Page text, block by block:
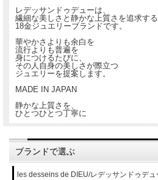
レデッサンドゥデューは、
繊細な美しさと静かな上質さを追求する
18金ジュエリーブランドです。
華やかさよりも余白を
流行よりも普遍を
身につけるたびに、
その人自身の美しさが際立つ
ジュエリーを提案します。
MADE IN JAPAN
静かな上質さを、
ひとつひとつ丁寧に
ブランドで選ぶ
les desseins de DIEU/レデッサンドゥデュ